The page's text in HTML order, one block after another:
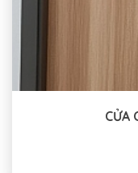
CỬA